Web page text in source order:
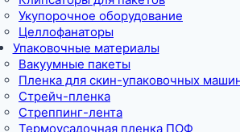
Укупорочное оборудование
Целлофанаторы
Упаковочные материалы
Вакуумные пакеты
Пленка для скин-упаковочных
Стрейч-пленка
Стреппинг-лента
Термоусадочная пленка ПОФ